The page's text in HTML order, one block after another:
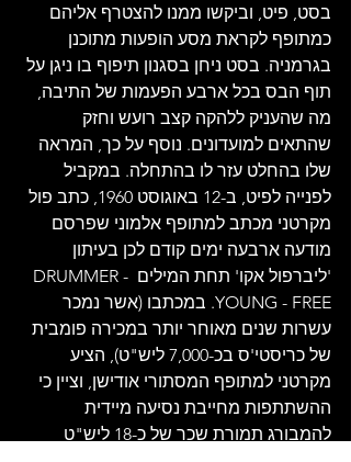
בסט, פיט, וביקשו ממנו להצטרף אליהם
כמתופף לקראת מסע הופעות מתוכנן
בגרמניה. בסט ניחן בסגנון תיפוף בו ניגן על
תוף הבס בכל ארבע הפעמות של התיבה,
מה שהעניק ללהקה קצב רועש וחזק
שהתאים למועדונים. נוסף על כך, המראה
שלו בהחלט עזר לו בהתחלה. במקביל
לפנייה לפיט, ב-12 באוגוסט 1960, כתב פול
מקרטני מכתב למתופף אלמוני שפרסם
מודעה ארבעה ימים קודם לכן בעיתון
'ליברפול אקו' תחת המילים DRUMMER -
YOUNG - FREE. במכתבו (אשר נמכר
עשרות שנים מאוחר יותר במכירה פומבית
של כריסטי'ס בכ-7,000 ליש"ט), הציע
מקרטני למתופף המסתורי אודישן, וציין כי
ההשתתפות מחייבת נסיעה מיידית
להמבורג תמורת שכר של כ-18 ליש"ט